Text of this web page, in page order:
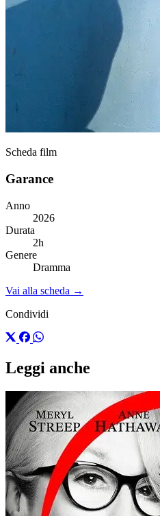
Scheda film
Garance
Anno
2026
Durata
2h
Genere
Dramma
Vai alla scheda →
Condividi
Leggi anche